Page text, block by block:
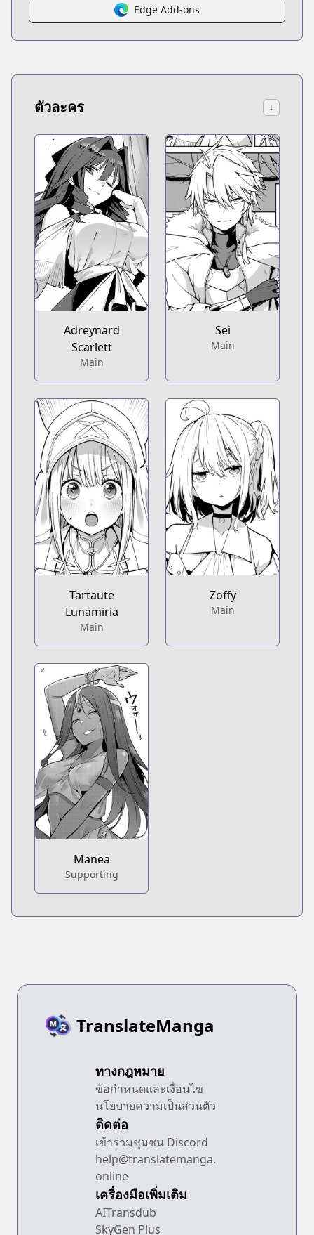
Edge Add-ons
ตัวละคร ↓
Adreynard
Scarlett
Main
Sei
Main
Tartaute
Lunamiria
Main
Zoffy
Main
Manea
Supporting
TranslateManga
ทางกฎหมาย
ข้อกำหนดและเงื่อนไข
นโยบายความเป็นส่วนตัว
ติดต่อ
เข้าร่วมชุมชน Discord
help@translatemanga.
online
เครื่องมือเพิ่มเติม
AITransdub
SkyGen Plus